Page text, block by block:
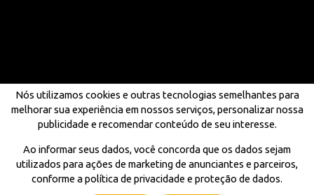
Nós utilizamos cookies e outras tecnologias semelhantes para
melhorar sua experiência em nossos serviços, personalizar nossa
publicidade e recomendar conteúdo de seu interesse.
Ao informar seus dados, você concorda que os dados sejam
utilizados para ações de marketing de anunciantes e parceiros,
conforme a política de privacidade e proteção de dados.